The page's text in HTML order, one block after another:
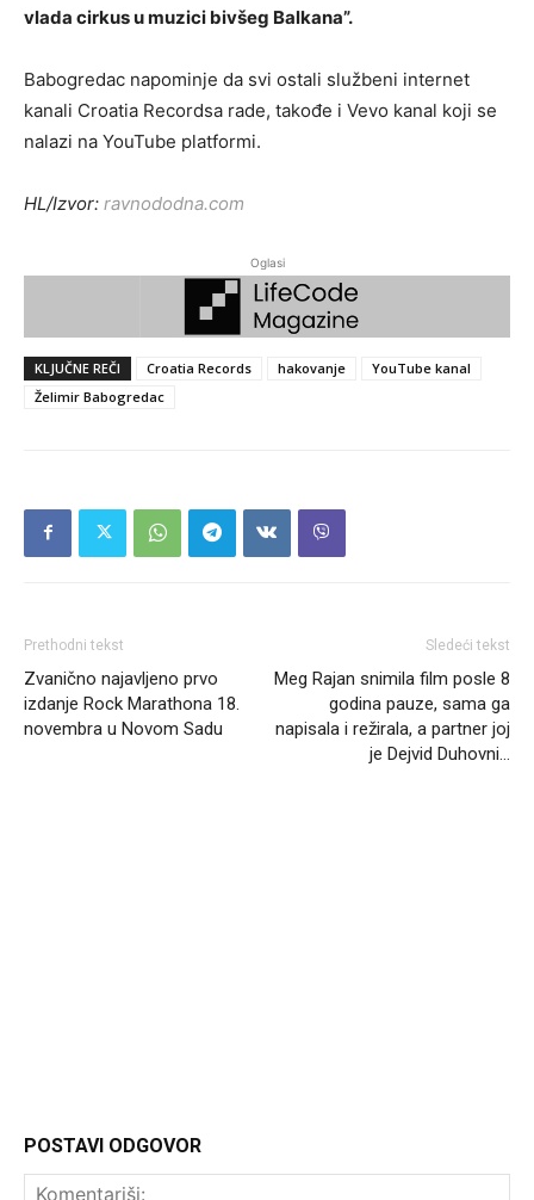
vlada cirkus u muzici bivšeg Balkana”.
Babogredac napominje da svi ostali službeni internet
kanali Croatia Recordsa rade, takođe i Vevo kanal koji se
nalazi na YouTube platformi.
HL/Izvor: ravnododna.com
Oglasi
KLJUČNE REČI Croatia Records hakovanje
YouTube kanal
Želimir Babogredac
Prethodni tekst
Zvanično najavljeno prvo
izdanje Rock Marathona 18.
novembra u Novom Sadu
Sledeći tekst
Meg Rajan snimila film posle 8
godina pauze, sama ga
napisala i režirala, a partner joj
je Dejvid Duhovni…
POSTAVI ODGOVOR